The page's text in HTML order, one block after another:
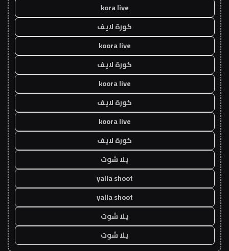
kora live
كورة لايف
koora live
كورة لايف
koora live
كورة لايف
koora live
كورة لايف
يلا شوت
yalla shoot
yalla shoot
يلا شوت
يلا شوت